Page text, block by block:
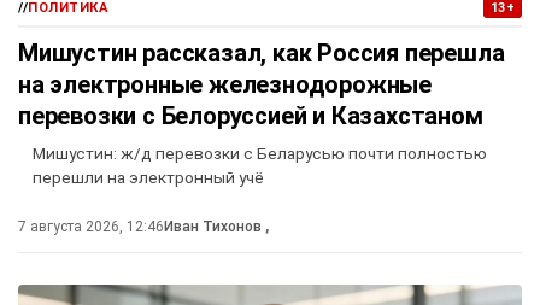
//ПОЛИТИКА 13+
Мишустин рассказал, как Россия перешла
на электронные железнодорожные
перевозки с Белоруссией и Казахстаном
Мишустин: ж/д перевозки с Беларусью почти полностью
перешли на электронный учё
7 августа 2026, 12:46 Иван Тихонов ,